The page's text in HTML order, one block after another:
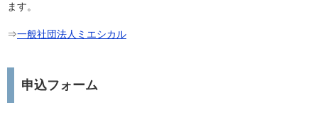
ます。
⇒一般社団法人ミエシカル​
申込フォーム